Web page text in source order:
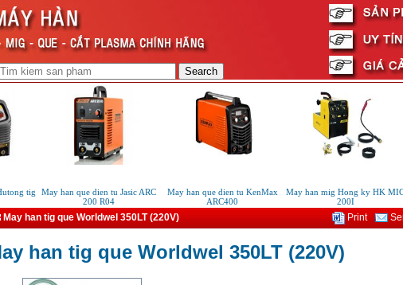
tig
May han que dien tu Jasic ARC
200 R04
May han que dien tu KenMax
ARC400
May han mig Hong ky HK MIG
200I
May han tig que Worldwel 350LT (220V) Print
han tig que Worldwel 350LT (220V)